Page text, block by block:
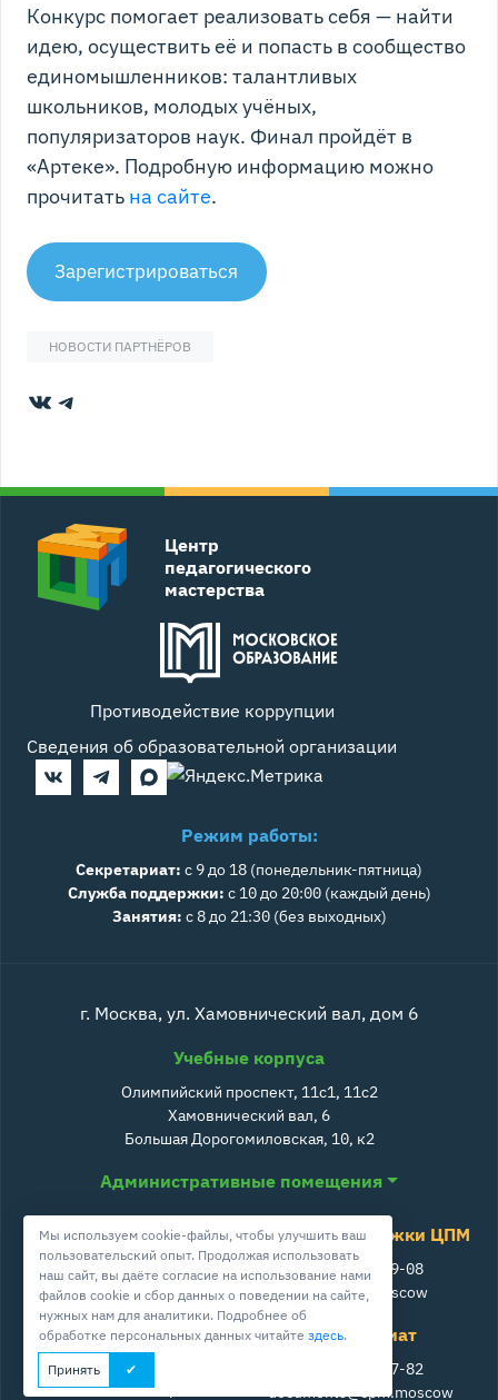
Конкурс помогает реализовать себя — найти
идею, осуществить её и попасть в сообщество
единомышленников: талантливых
школьников, молодых учёных,
популяризаторов наук. Финал пройдёт в
«Артеке». Подробную информацию можно
прочитать на сайте.
Зарегистрироваться
НОВОСТИ ПАРТНЁРОВ
ВКонтакте
Telegram
Центр
педагогического
мастерства
Противодействие коррупции
Сведения об образовательной организации
Режим работы:
Секретариат: с 9 до 18 (понедельник-пятница)
Служба поддержки: с 10 до 20:00 (каждый день)
Занятия: с 8 до 21:30 (без выходных)
г. Москва, ул. Хамовнический вал, дом 6
Учебные корпуса
Олимпийский проспект, 11с1, 11с2
Хамовнический вал, 6
Большая Дорогомиловская, 10, к2
Административные помещения
Служба поддержки ЦПМ
+7 800 511-39-08
info@cpm.moscow
Школа ЦПМ
+7 495 230-52-53
info@school-cpm.ru
Секретариат
+7 499 242-27-82
documents@cpm.moscow
Мы используем cookie-файлы, чтобы улучшить ваш
пользовательский опыт. Продолжая использовать
наш сайт, вы даёте согласие на использование нами
файлов cookie и сбор данных о поведении на сайте,
нужных нам для аналитики. Подробнее об
обработке персональных данных читайте здесь.
Принять